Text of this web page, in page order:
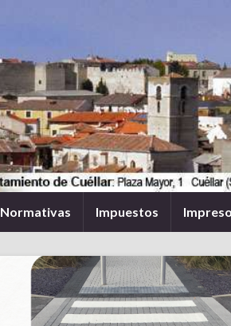
Normativas Impuestos